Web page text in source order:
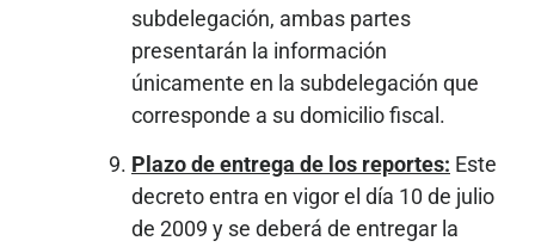
subdelegación, ambas partes
presentarán la información
únicamente en la subdelegación que
corresponde a su domicilio fiscal.
Plazo de entrega de los reportes: Este
decreto entra en vigor el día 10 de julio
de 2009 y se deberá de entregar la